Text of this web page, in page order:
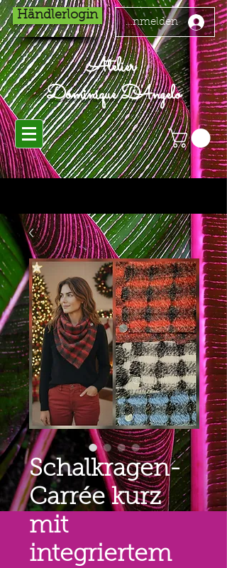
Händlerlogin
Anmelden
Atelier
Dominique D'Angelo
Schalkragen-
Carrée kurz
mit
integriertem